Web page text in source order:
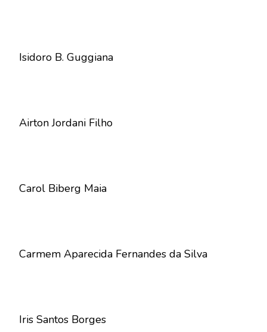
Isidoro B. Guggiana
Airton Jordani Filho
Carol Biberg Maia
Carmem Aparecida Fernandes da Silva
Iris Santos Borges